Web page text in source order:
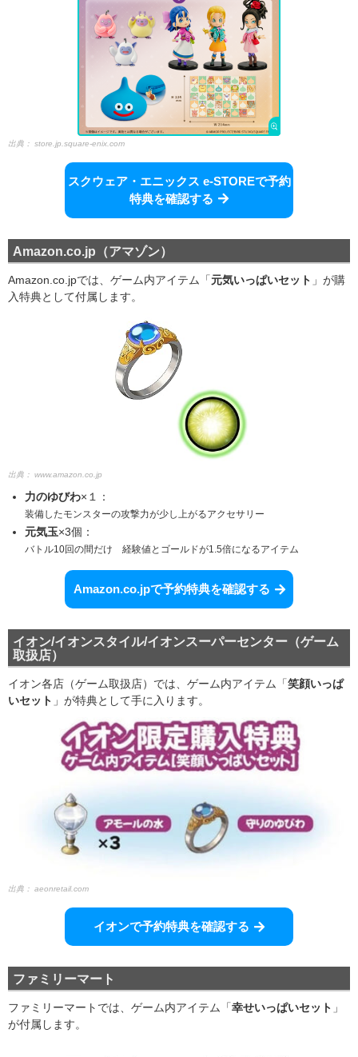
出典： store.jp.square-enix.com
スクウェア・エニックス e-STOREで予約
特典を確認する
Amazon.co.jp（アマゾン）
Amazon.co.jpでは、ゲーム内アイテム「元気いっぱいセット 」が購
入特典として付属します。
出典： www.amazon.co.jp
力のゆびわ×１ ：
装備したモンスターの攻撃力が少し上がるアクセサリー
元気玉×3個 ：
バトル10回の間だけ 経験値とゴールドが1.5倍になるアイテム
Amazon.co.jpで予約特典を確認する
イオン/イオンスタイル/イオンスーパーセンター（ゲーム
取扱店）
イオン各店（ゲーム取扱店）では、ゲーム内アイテム「笑顔いっぱ
いセット 」が特典として手に入ります。
出典： aeonretail.com
イオンで予約特典を確認する
ファミリーマート
ファミリーマートでは、ゲーム内アイテム「幸せいっぱいセット 」
が付属します。